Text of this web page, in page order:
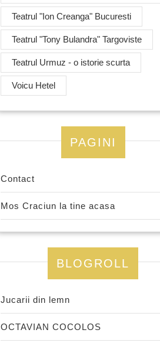
Teatrul "Ion Creanga" Bucuresti
Teatrul "Tony Bulandra" Targoviste
Teatrul Urmuz - o istorie scurta
Voicu Hetel
PAGINI
Contact
Mos Craciun la tine acasa
BLOGROLL
Jucarii din lemn
OCTAVIAN COCOLOS